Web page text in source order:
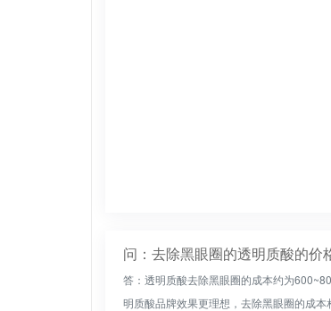
问：去除黑眼圈的透明质酸的价
答：透明质酸去除黑眼圈的成本约为
明质酸品牌效果更理想，去除黑眼圈的成